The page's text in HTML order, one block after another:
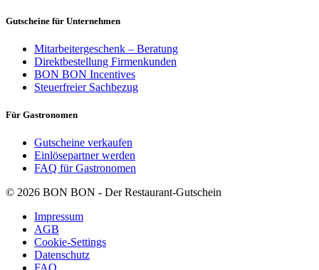
Gutscheine für Unternehmen
Mitarbeitergeschenk – Beratung
Direktbestellung Firmenkunden
BON BON Incentives
Steuerfreier Sachbezug
Für Gastronomen
Gutscheine verkaufen
Einlösepartner werden
FAQ für Gastronomen
© 2026 BON BON - Der Restaurant-Gutschein
Impressum
AGB
Cookie-Settings
Datenschutz